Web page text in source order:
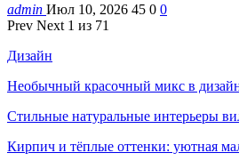
admin Июл 10, 2026 45 0 0
Prev Next 1 из 71
Дизайн
Необычный красочный микс в
Стильные натуральные интерьеры
Кирпич и тёплые оттенки: уютная